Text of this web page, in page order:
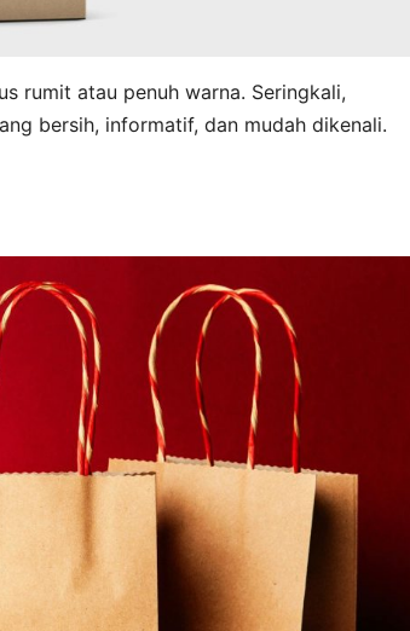
rumit atau penuh warna. Seringkali,
bersih, informatif, dan mudah dikenali.